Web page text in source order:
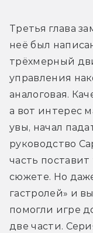
Третья глава
неё был
трёхмерный
управления
аналоговая.
а вот интерес
увы, начал
руководство
часть
сюжете. Но
гастролей» и
помогли игре
две части.